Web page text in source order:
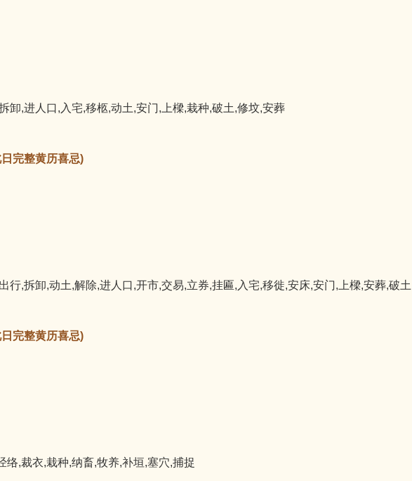
卸,进人口,入宅,移柩,动土,安门,上樑,栽种,破土,修坟,安葬
完整黄历喜忌)
行,拆卸,动土,解除,进人口,开市,交易,立券,挂匾,入宅,移徙,安床,安门,上樑,安葬,破
完整黄历喜忌)
络,裁衣,栽种,纳畜,牧养,补垣,塞穴,捕捉